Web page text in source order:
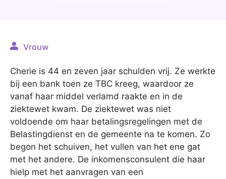
Vrouw
Cherie is 44 en zeven jaar schulden vrij. Ze werkte
bij een bank toen ze TBC kreeg, waardoor ze
vanaf haar middel verlamd raakte en in de
ziektewet kwam. De ziektewet was niet
voldoende om haar betalingsregelingen met de
Belastingdienst en de gemeente na te komen. Zo
begon het schuiven, het vullen van het ene gat
met het andere. De inkomensconsulent die haar
hielp met het aanvragen van een